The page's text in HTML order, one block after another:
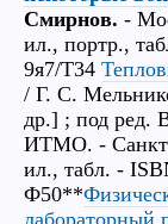
Смирнов. -
ил., портр.,
9я7/Т34
/ Г. С.
др.] ; под ред.
ИТМО. -
ил., табл. -
Ф50**
лабораторный